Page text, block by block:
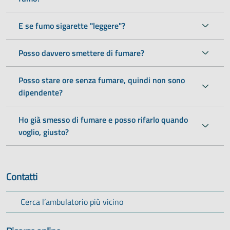
E se fumo sigarette "leggere"?
Posso davvero smettere di fumare?
Posso stare ore senza fumare, quindi non sono
dipendente?
Ho già smesso di fumare e posso rifarlo quando
voglio, giusto?
Contatti
Cerca l’ambulatorio più vicino
(si apre in una nuova scheda)